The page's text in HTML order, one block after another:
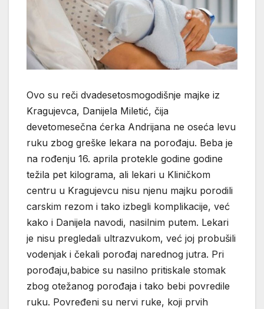
Ovo su reči dvadesetosmogodišnje majke iz
Kragujevca, Danijela Miletić, čija
devetomesečna ćerka Andrijana ne oseća levu
ruku zbog greške lekara na porođaju. Beba je
na rođenju 16. aprila protekle godine godine
težila pet kilograma, ali lekari u Kliničkom
centru u Kragujevcu nisu njenu majku porodili
carskim rezom i tako izbegli komplikacije, već
kako i Danijela navodi, nasilnim putem. Lekari
je nisu pregledali ultrazvukom, već joj probušili
vodenjak i čekali porođaj narednog jutra. Pri
porođaju,babice su nasilno pritiskale stomak
zbog otežanog porođaja i tako bebi povredile
ruku. Povređeni su nervi ruke, koji prvih